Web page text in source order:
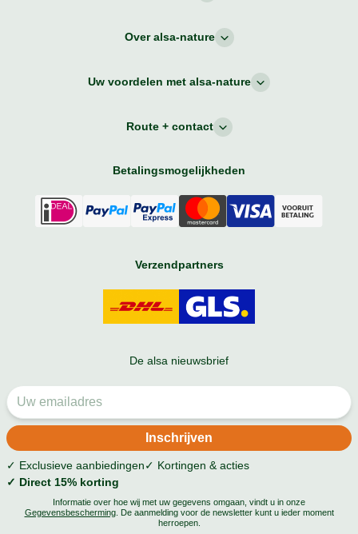
Over alsa-nature
Uw voordelen met alsa-nature
Route + contact
Betalingsmogelijkheden
Verzendpartners
De alsa nieuwsbrief
✓ Exclusieve aanbiedingen✓ Kortingen & acties
✓ Direct 15% korting
Informatie over hoe wij met uw gegevens omgaan, vindt u in onze
Gegevensbescherming. De aanmelding voor de newsletter kunt u ieder moment
herroepen.